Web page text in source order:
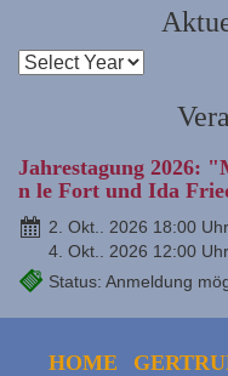
Jahrestagung 2026:
n le Fort und Ida
2. Okt.. 2026 18:00
4. Okt.. 2026 12:00 Uhr
Status: Anmeldung
HOME